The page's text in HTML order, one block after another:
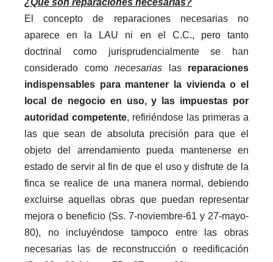
El concepto de reparaciones necesarias no
aparece en la LAU ni en el C.C., pero tanto
doctrinal como jurisprudencialmente se han
considerado como necesarias las reparaciones
indispensables para mantener la vivienda o el
local de negocio en uso, y las impuestas por
autoridad competente, refiriéndose las primeras a
las que sean de absoluta precisión para que el
objeto del arrendamiento pueda mantenerse en
estado de servir al fin de que el uso y disfrute de la
finca se realice de una manera normal, debiendo
excluirse aquellas obras que puedan representar
mejora o beneficio (Ss. 7-noviembre-61 y 27-mayo-
80), no incluyéndose tampoco entre las obras
necesarias las de reconstrucción o reedificación